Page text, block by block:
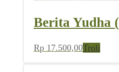
Berita Yudha
Rp 17.500,00Troli